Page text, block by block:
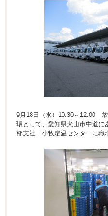
9月18日（水）10:30～12:00
環として、愛知県犬山市中道に
部支社 小牧定温センターに職